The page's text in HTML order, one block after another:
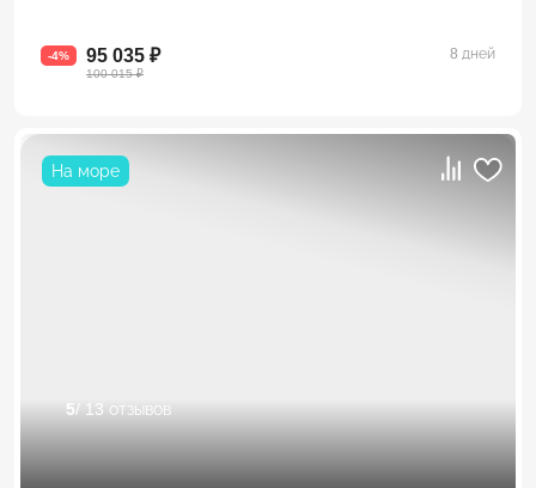
-4% 95 035 ₽
100 015 ₽
8 дней
На море
5/ 13 отзывов